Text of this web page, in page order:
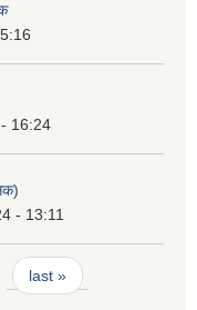
16:24
- 13:11
last »